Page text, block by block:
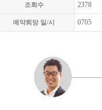
조회수 2378
예약희망 일/시 0705